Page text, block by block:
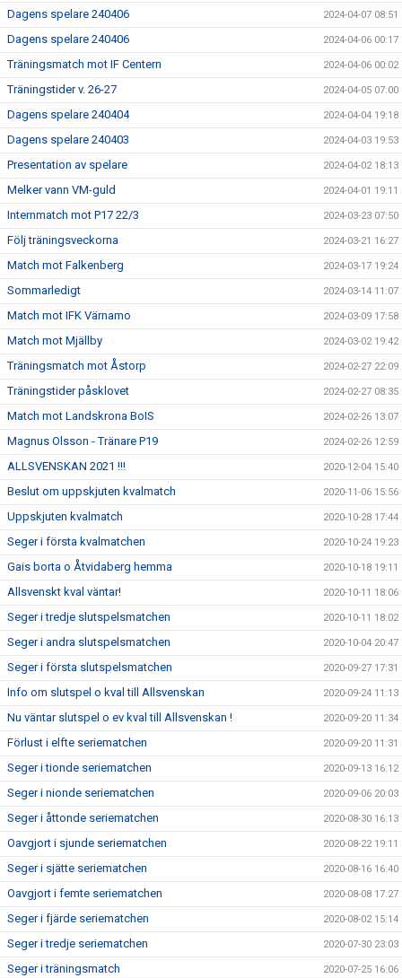
Dagens spelare 240406 2024-04-07 08:51
Dagens spelare 240406 2024-04-06 00:17
Träningsmatch mot IF Centern 2024-04-06 00:02
Träningstider v. 26-27 2024-04-05 07:00
Dagens spelare 240404 2024-04-04 19:18
Dagens spelare 240403 2024-04-03 19:53
Presentation av spelare 2024-04-02 18:13
Melker vann VM-guld 2024-04-01 19:11
Internmatch mot P17 22/3 2024-03-23 07:50
Följ träningsveckorna 2024-03-21 16:27
Match mot Falkenberg 2024-03-17 19:24
Sommarledigt 2024-03-14 11:07
Match mot IFK Värnamo 2024-03-09 17:58
Match mot Mjällby 2024-03-02 19:42
Träningsmatch mot Åstorp 2024-02-27 22:09
Träningstider påsklovet 2024-02-27 08:35
Match mot Landskrona BoIS 2024-02-26 13:07
Magnus Olsson - Tränare P19 2024-02-26 12:59
ALLSVENSKAN 2021 !!! 2020-12-04 15:40
Beslut om uppskjuten kvalmatch 2020-11-06 15:56
Uppskjuten kvalmatch 2020-10-28 17:44
Seger i första kvalmatchen 2020-10-24 19:23
Gais borta o Åtvidaberg hemma 2020-10-18 19:11
Allsvenskt kval väntar! 2020-10-11 18:06
Seger i tredje slutspelsmatchen 2020-10-11 18:02
Seger i andra slutspelsmatchen 2020-10-04 20:47
Seger i första slutspelsmatchen 2020-09-27 17:31
Info om slutspel o kval till Allsvenskan 2020-09-24 11:13
Nu väntar slutspel o ev kval till Allsvenskan ! 2020-09-20 11:34
Förlust i elfte seriematchen 2020-09-20 11:31
Seger i tionde seriematchen 2020-09-13 16:12
Seger i nionde seriematchen 2020-09-06 20:03
Seger i åttonde seriematchen 2020-08-30 16:13
Oavgjort i sjunde seriematchen 2020-08-22 19:11
Seger i sjätte seriematchen 2020-08-16 16:40
Oavgjort i femte seriematchen 2020-08-08 17:27
Seger i fjärde seriematchen 2020-08-02 15:14
Seger i tredje seriematchen 2020-07-30 23:03
Seger i träningsmatch 2020-07-25 16:06